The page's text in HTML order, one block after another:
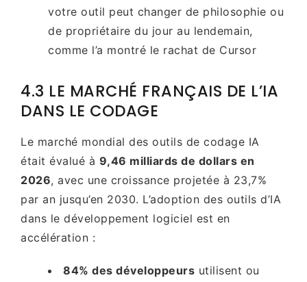
votre outil peut changer de philosophie ou
de propriétaire du jour au lendemain,
comme l’a montré le rachat de Cursor
4.3 LE MARCHÉ FRANÇAIS DE L’IA
DANS LE CODAGE
Le marché mondial des outils de codage IA
était évalué à 9,46 milliards de dollars en
2026, avec une croissance projetée à 23,7%
par an jusqu’en 2030. L’adoption des outils d’IA
dans le développement logiciel est en
accélération :
84% des développeurs utilisent ou